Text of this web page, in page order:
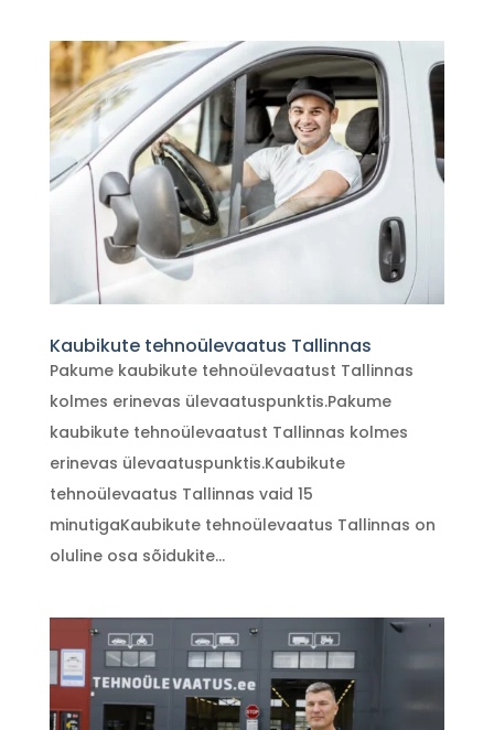
Kaubikute tehnoülevaatus Tallinnas
Pakume kaubikute tehnoülevaatust Tallinnas
kolmes erinevas ülevaatuspunktis.Pakume
kaubikute tehnoülevaatust Tallinnas kolmes
erinevas ülevaatuspunktis.Kaubikute
tehnoülevaatus Tallinnas vaid 15
minutigaKaubikute tehnoülevaatus Tallinnas on
oluline osa sõidukite...